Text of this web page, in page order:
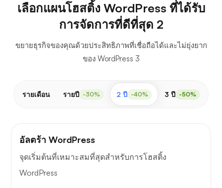
เลือกแผนโฮสติ้ง WordPress ที่ได้รับ
การจัดการที่ดีที่สุด 2
ขยายธุรกิจของคุณด้วยประสิทธิภาพที่เชื่อถือได้และไม่ยุ่งยาก
ของ WordPress 3
รายเดือน รายปี -30% 2 ปี -40% 3 ปี -50%
อัลตร้า WordPress
จุดเริ่มต้นที่เหมาะสมที่สุดสำหรับการโฮสติ้ง
WordPress